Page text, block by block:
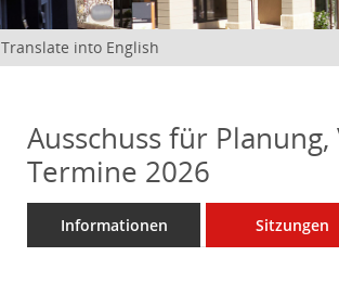
Translate into English
Ausschuss für
Termine 2026
Informationen Sitzungen